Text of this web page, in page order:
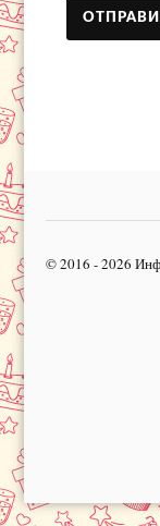
© 2016 - 2026